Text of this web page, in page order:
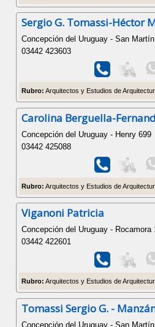
Sergio G. Tomassi-Héctor
Concepción del Uruguay - San
03442 423603
Rubro: Arquitectos y Estudios de
Carolina Berguella-
Concepción del Uruguay - Henry 699
03442 425088
Rubro: Arquitectos y Estudios de
Viganoni Patricia
Concepción del Uruguay - Rocamora
03442 422601
Rubro: Arquitectos y Estudios de
Tomassi Sergio G. -
Concepción del Uruguay - San